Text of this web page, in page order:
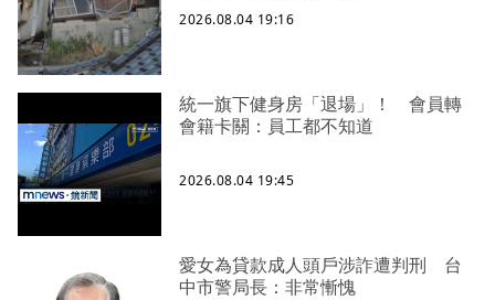
2026.08.04 19:16
統一旗下健身房「退場」！ 會員轉
會籍卡關：員工都不知道
2026.08.04 19:45
愛女為貸款成人頭戶涉詐遭判刑 台
中市警局長：非常慚愧